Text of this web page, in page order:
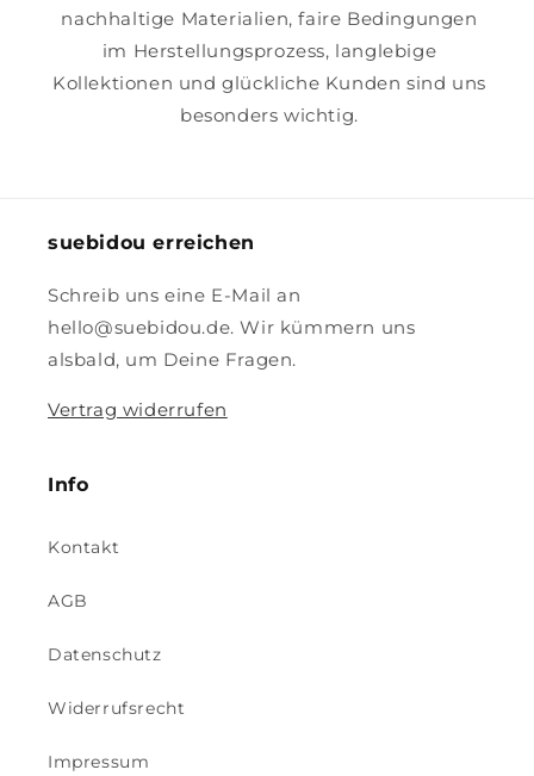
nachhaltige Materialien, faire Bedingungen
im Herstellungsprozess, langlebige
Kollektionen und glückliche Kunden sind uns
besonders wichtig.
suebidou erreichen
Schreib uns eine E-Mail an
hello@suebidou.de. Wir kümmern uns
alsbald, um Deine Fragen.
Vertrag widerrufen
Info
Kontakt
AGB
Datenschutz
Widerrufsrecht
Impressum